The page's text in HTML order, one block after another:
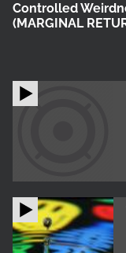
Controlled
(MARGINAL